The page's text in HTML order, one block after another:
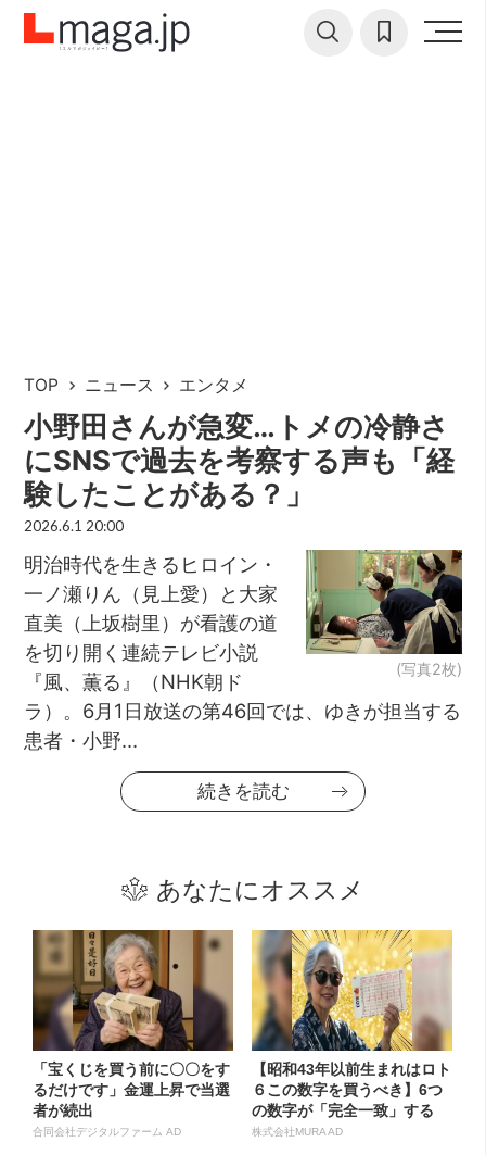
TOP ニュース エンタメ
小野田さんが急変…トメの冷静さ
にSNSで過去を考察する声も「経
験したことがある？」
2026.6.1 20:00
(写真2枚)
明治時代を生きるヒロイン・
一ノ瀬りん（見上愛）と大家
直美（上坂樹里）が看護の道
を切り開く連続テレビ小説
『風、薫る』（NHK朝ド
ラ）。6月1日放送の第46回では、ゆきが担当する
患者・小野...
続きを読む
あなたにオススメ
「宝くじを買う前に〇〇をす
るだけです」金運上昇で当選
者が続出
合同会社デジタルファーム AD
【昭和43年以前生まれはロト
６この数字を買うべき】6つ
の数字が「完全一致」する
方...
株式会社MURA AD